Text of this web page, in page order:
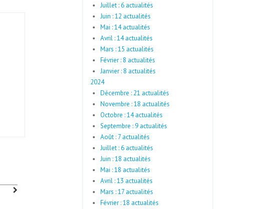
Juillet : 6 actualités
Juin : 12 actualités
Mai : 14 actualités
Avril : 14 actualités
Mars : 15 actualités
Février : 8 actualités
Janvier : 8 actualités
2024
Décembre : 21 actualités
Novembre : 18 actualités
Octobre : 14 actualités
Septembre : 9 actualités
Août : 7 actualités
Juillet : 6 actualités
Juin : 18 actualités
Mai : 18 actualités
Avril : 13 actualités
Mars : 17 actualités
Février : 18 actualités